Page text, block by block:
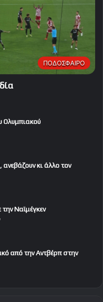
ΠΟΔΟΣΦΑΙΡΟ
Ολυμπιακού
κι άλλο τον
την Ναϊμέγκεν
από την Αντβέρπ στην